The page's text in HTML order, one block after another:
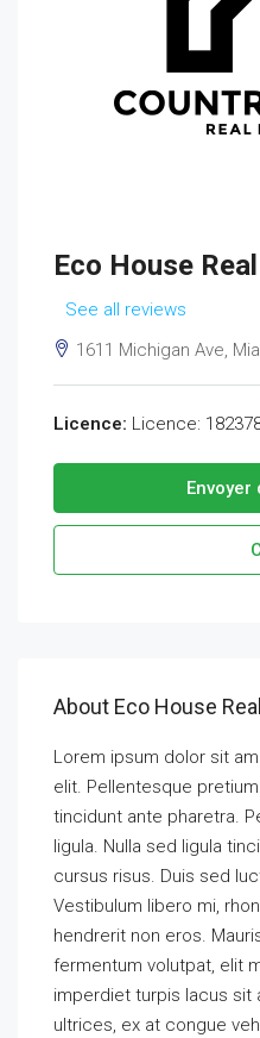
Eco House
See all reviews
1611 Michigan Ave,
Licence: Licence:
Envoyer
About Eco House
Lorem ipsum dolor sit
elit. Pellentesque
tincidunt ante pharetra.
ligula. Nulla sed ligula
cursus risus. Duis sed
Vestibulum libero mi,
hendrerit non eros.
fermentum volutpat, elit
imperdiet turpis lacus sit
ultrices, ex at congue